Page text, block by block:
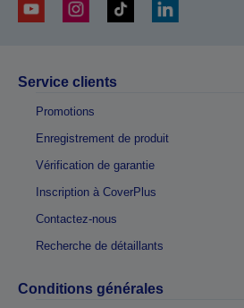
Service clients
Promotions
Enregistrement de produit
Vérification de garantie
Inscription à CoverPlus
Contactez-nous
Recherche de détaillants
Conditions générales